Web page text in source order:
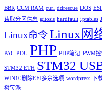
BBR CCM RAM curl ddrescue DOS
读取分区信息 gitosis hardfault iptables
Linux命令Linux网
PAC PDU PHP PHP笔记 PWM
STM32 ETH STM32
WIN10删除EFI多余选项 wordpress 下
树莓派